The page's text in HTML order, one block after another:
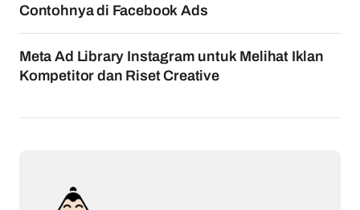
Contohnya di Facebook Ads
Meta Ad Library Instagram untuk Melihat Iklan
Kompetitor dan Riset Creative